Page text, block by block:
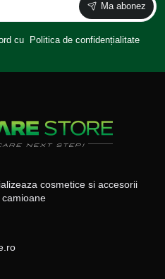
Ma abonez
cu Politica de confidențialitate
cosmetice si accesorii